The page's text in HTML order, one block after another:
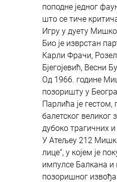
поподне једног
што се тиче
Игру у дуету
Био је изврстан
Карли Фрачи,
Бјегојевић, Весни
Од 1966. године
позоришту у
Парлића је
балетског великог
дубоко трагичних
У Атељеу 212
лице“, у којем је
импулсе Балкана и
позоришног